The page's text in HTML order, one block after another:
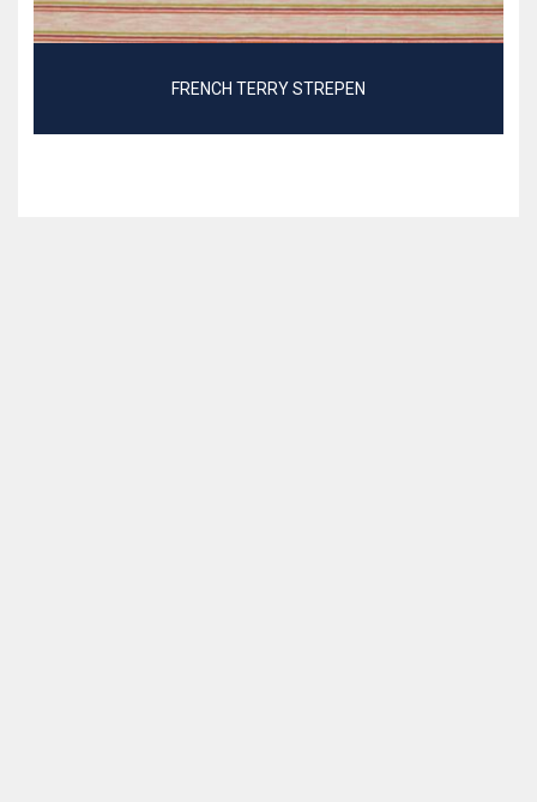
FRENCH TERRY STREPEN